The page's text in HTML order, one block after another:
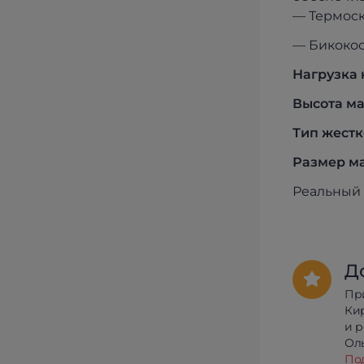
—
—
Нагрузка
Высота
Тип
Размер
Реальный
и